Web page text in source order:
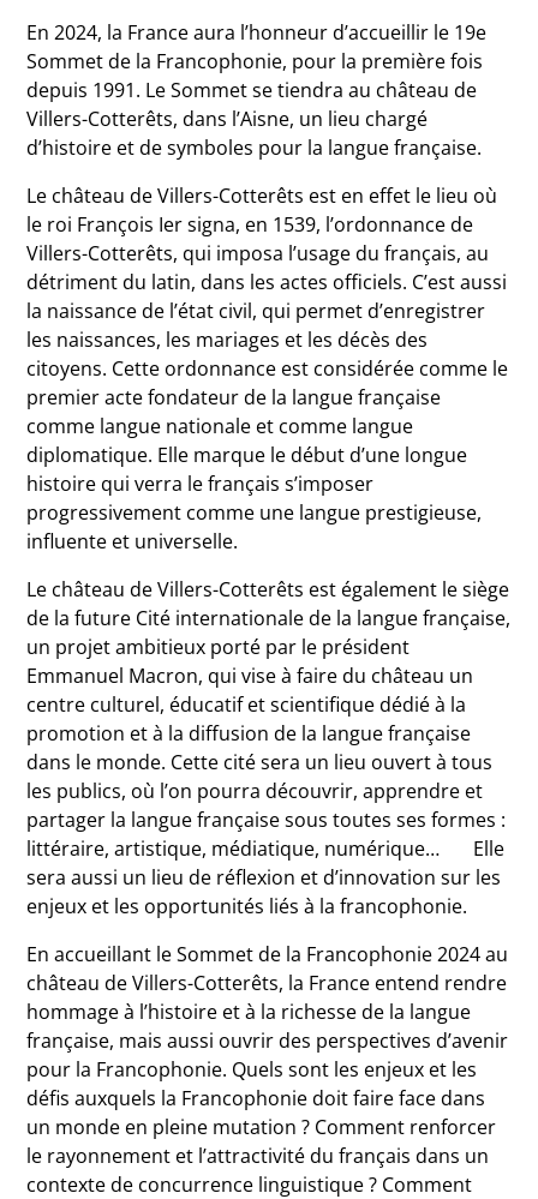
En 2024, la France aura l’honneur d’accueillir le 19e
Sommet de la Francophonie, pour la première fois
depuis 1991. Le Sommet se tiendra au château de
Villers-Cotterêts, dans l’Aisne, un lieu chargé
d’histoire et de symboles pour la langue française.
Le château de Villers-Cotterêts est en effet le lieu où
le roi François Ier signa, en 1539, l’ordonnance de
Villers-Cotterêts, qui imposa l’usage du français, au
détriment du latin, dans les actes officiels. C’est aussi
la naissance de l’état civil, qui permet d’enregistrer
les naissances, les mariages et les décès des
citoyens. Cette ordonnance est considérée comme le
premier acte fondateur de la langue française
comme langue nationale et comme langue
diplomatique. Elle marque le début d’une longue
histoire qui verra le français s’imposer
progressivement comme une langue prestigieuse,
influente et universelle.
Le château de Villers-Cotterêts est également le siège
de la future Cité internationale de la langue française,
un projet ambitieux porté par le président
Emmanuel Macron, qui vise à faire du château un
centre culturel, éducatif et scientifique dédié à la
promotion et à la diffusion de la langue française
dans le monde. Cette cité sera un lieu ouvert à tous
les publics, où l’on pourra découvrir, apprendre et
partager la langue française sous toutes ses formes :
littéraire, artistique, médiatique, numérique… Elle
sera aussi un lieu de réflexion et d’innovation sur les
enjeux et les opportunités liés à la francophonie.
En accueillant le Sommet de la Francophonie 2024 au
château de Villers-Cotterêts, la France entend rendre
hommage à l’histoire et à la richesse de la langue
française, mais aussi ouvrir des perspectives d’avenir
pour la Francophonie. Quels sont les enjeux et les
défis auxquels la Francophonie doit faire face dans
un monde en pleine mutation ? Comment renforcer
le rayonnement et l’attractivité du français dans un
contexte de concurrence linguistique ? Comment